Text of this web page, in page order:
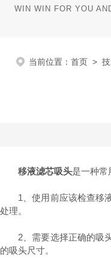
WIN WIN FOR YOU
当前位置： 首页 >
移液滤芯吸头是一种常
1、使用前应该检查移液
处理。
2、需要选择正确的吸头
的吸头尺寸。